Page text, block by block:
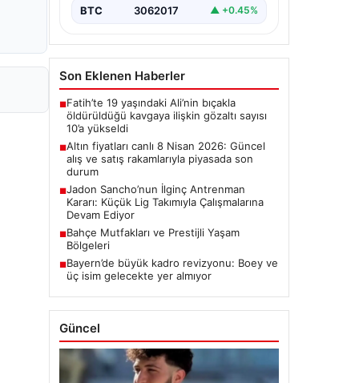
BTC 3062017 ▲ +0.45%
Son Eklenen Haberler
■Fatih’te 19 yaşındaki Ali’nin bıçakla
öldürüldüğü kavgaya ilişkin gözaltı sayısı
10’a yükseldi
■Altın fiyatları canlı 8 Nisan 2026: Güncel
alış ve satış rakamlarıyla piyasada son
durum
■Jadon Sancho’nun İlginç Antrenman
Kararı: Küçük Lig Takımıyla Çalışmalarına
Devam Ediyor
■Bahçe Mutfakları ve Prestijli Yaşam
Bölgeleri
■Bayern’de büyük kadro revizyonu: Boey ve
üç isim gelecekte yer almıyor
Güncel